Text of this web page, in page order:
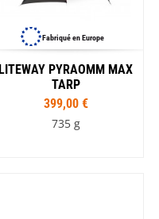
Fabriqué en Europe
LITEWAY PYRAOMM MAX
TARP
399,00 €
735 g